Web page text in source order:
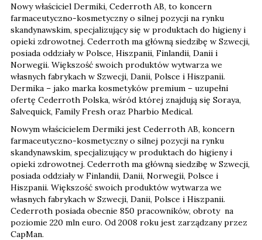
Nowy właściciel Dermiki, Cederroth AB, to koncern
farmaceutyczno-kosmetyczny o silnej pozycji na rynku
skandynawskim, specjalizujący się w produktach do higieny i
opieki zdrowotnej. Cederroth ma główną siedzibę w Szwecji,
posiada oddziały w Polsce, Hiszpanii, Finlandii, Danii i
Norwegii. Większość swoich produktów wytwarza we
własnych fabrykach w Szwecji, Danii, Polsce i Hiszpanii.
Dermika – jako marka kosmetyków premium – uzupełni
ofertę Cederroth Polska, wśród której znajdują się Soraya,
Salvequick, Family Fresh oraz Pharbio Medical.
Nowym właścicielem Dermiki jest Cederroth AB, koncern
farmaceutyczno-kosmetyczny o silnej pozycji na rynku
skandynawskim, specjalizujący w produktach do higieny i
opieki zdrowotnej. Cederroth ma główną siedzibę w Szwecji,
posiada oddziały w Finlandii, Danii, Norwegii, Polsce i
Hiszpanii. Większość swoich produktów wytwarza we
własnych fabrykach w Szwecji, Danii, Polsce i Hiszpanii.
Cederroth posiada obecnie 850 pracowników, obroty na
poziomie 220 mln euro. Od 2008 roku jest zarządzany przez
CapMan.